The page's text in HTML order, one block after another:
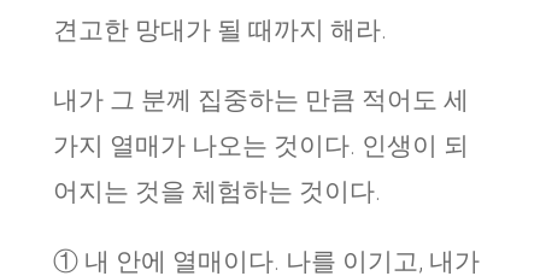
견고한 망대가 될 때까지 해라.
내가 그 분께 집중하는 만큼 적어도 세
가지 열매가 나오는 것이다. 인생이 되
어지는 것을 체험하는 것이다.
① 내 안에 열매이다. 나를 이기고, 내가